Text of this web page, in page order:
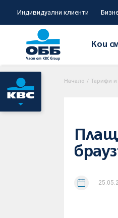
Индивидуални клиенти
Кои
Начало / Тарифи и